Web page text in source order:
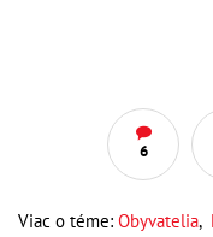
6
Viac o téme: Obyvatelia,